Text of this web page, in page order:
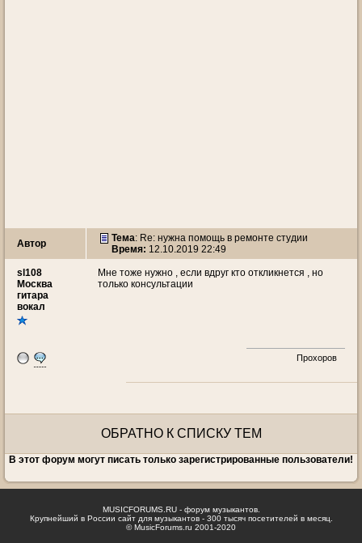
Автор Тема: Re: нужна помощь в ремонте студии
Время: 12.10.2019 22:49
sl108
Москва
гитара
вокал
Мне тоже нужно , если вдруг кто откликнется , но
только консультации
Прохоров
ОБРАТНО К СПИСКУ ТЕМ
В этот форум могут писать только зарегистрированные пользователи!
MUSICFORUMS.RU - форум музыкантов.
Крупнейший в России сайт для музыкантов - 300 тысяч посетителей в месяц.
© MusicForums.ru 2001-2020